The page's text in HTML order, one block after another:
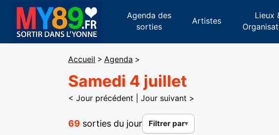
Agenda des
sorties
Artistes
Lieux
Accueil > Agenda >
Samedi 4 juillet
< Jour précédent Jour suivant >
69 sorties du jour Filtrer par